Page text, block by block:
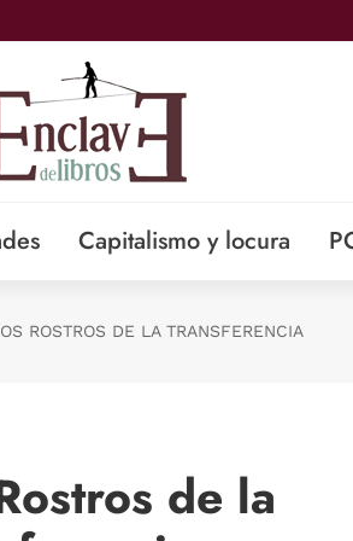
Capitalismo y locura
ROSTROS DE LA TRANSFERENCIA
de la